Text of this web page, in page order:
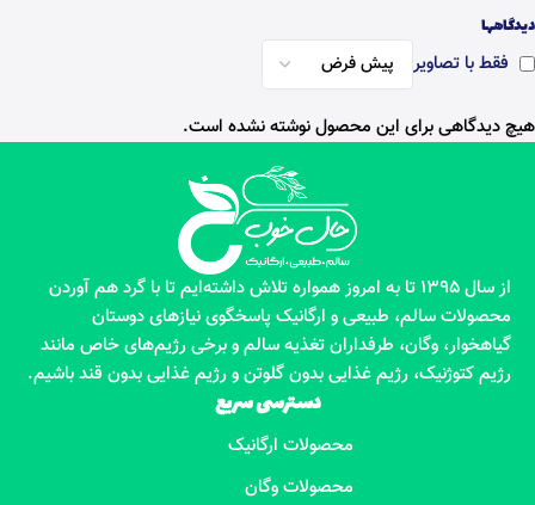
دیدگاهها
فقط با تصاویر
هیچ دیدگاهی برای این محصول نوشته نشده است.
از سال 1395 تا به امروز همواره تلاش داشته‌ایم تا با گرد هم آوردن
محصولات سالم، طبیعی و ارگانیک پاسخگوی نیازهای دوستان
گیاهخوار، وگان، طرفداران تغذیه سالم و برخی رژیم‌های خاص مانند
رژیم کتوژنیک، رژیم غذایی بدون گلوتن و رژیم غذایی بدون قند باشیم.
دسترسی سریع
محصولات ارگانیک
محصولات وگان